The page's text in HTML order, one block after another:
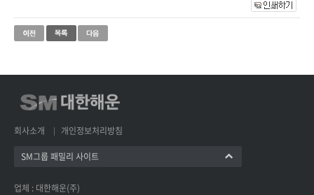
회사소개 개인정보처리방침
SM그룹 패밀리 사이트
업체 : 대한해운(주)